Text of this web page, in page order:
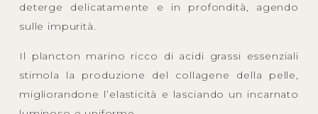
deterge delicatamente e in profondità, agendo
sulle impurità.
Il plancton marino ricco di acidi grassi essenziali
stimola la produzione del collagene della pelle,
migliorandone l’elasticità e lasciando un incarnato